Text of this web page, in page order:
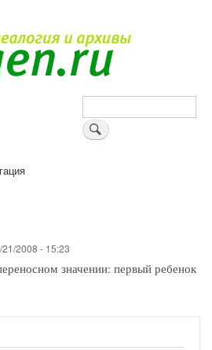
основному
содержанию
Поиск
21/2008 - 15:23
значении: первый ребенок